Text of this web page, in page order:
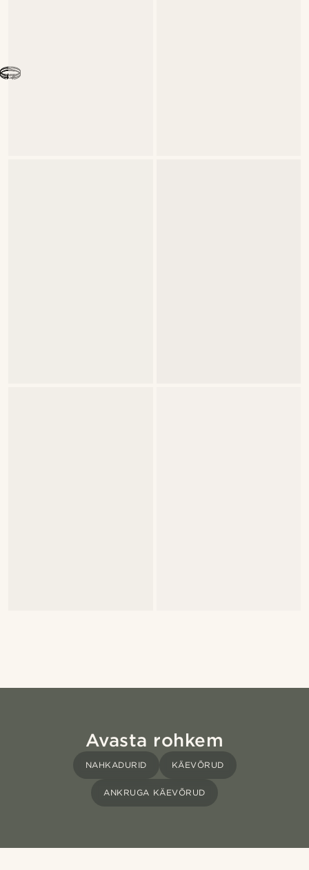
Avasta rohkem
NAHKADURID KÄEVÕRUD
ANKRUGA KÄEVÕRUD